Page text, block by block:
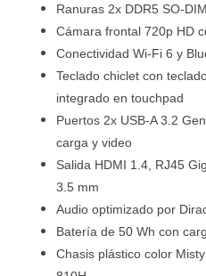
Ranuras 2x DDR5 SO-
Cámara frontal 720p HD
Conectividad Wi-Fi 6 y
Teclado chiclet con
integrado en touchpad
Puertos 2x USB-A 3.2
carga y video
Salida HDMI 1.4, RJ45
3.5 mm
Audio optimizado por
Batería de 50 Wh con
Chasis plástico color